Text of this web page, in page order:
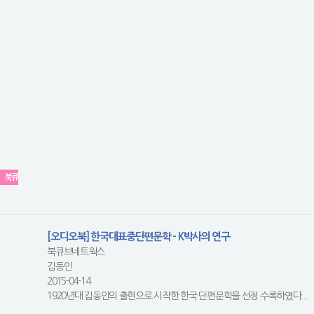
북큐
[오디오북] 한국대표중단편문학 - K박사의 연구
북큐브네트웍스
김동인
2015-04-14
1920년대 김동인의 출현으로 시작한 한국 단편문학을 선정 수록하였다....